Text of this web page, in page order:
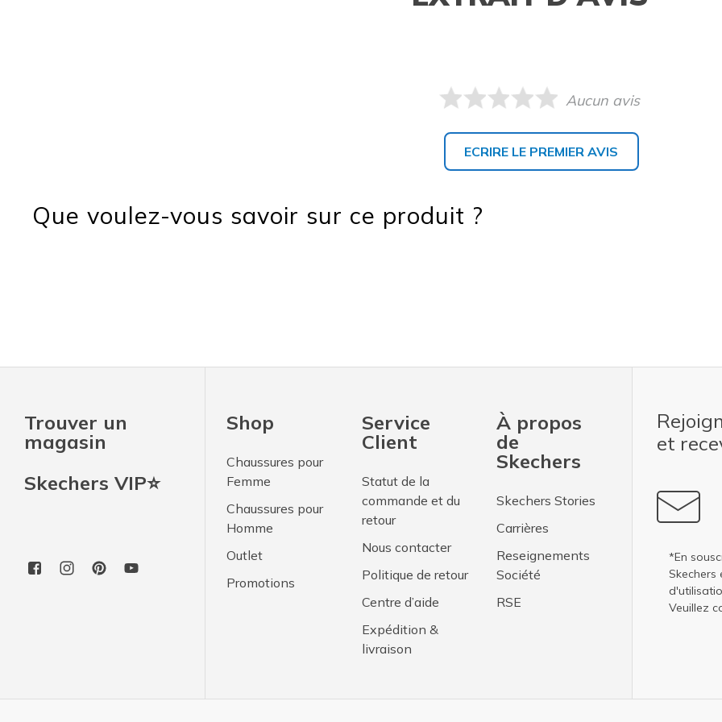
Aucun avis
ECRIRE LE PREMIER AVIS
Que voulez-vous savoir sur ce produit ?
Trouver un
magasin
Skechers VIP⭐
Shop
Chaussures pour
Femme
Chaussures pour
Homme
Outlet
Promotions
Service
Client
Statut de la
commande et du
retour
Nous contacter
Politique de retour
Centre d’aide
Expédition &
livraison
À propos
de
Skechers
Skechers Stories
Carrières
Reseignements
Société
RSE
et
*En
Veuillez